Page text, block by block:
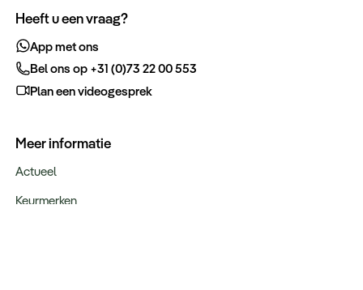
Heeft u een vraag?
App met ons
Bel ons op +31 (0)73 22 00 553
Plan een videogesprek
Meer informatie
Actueel
Keurmerken